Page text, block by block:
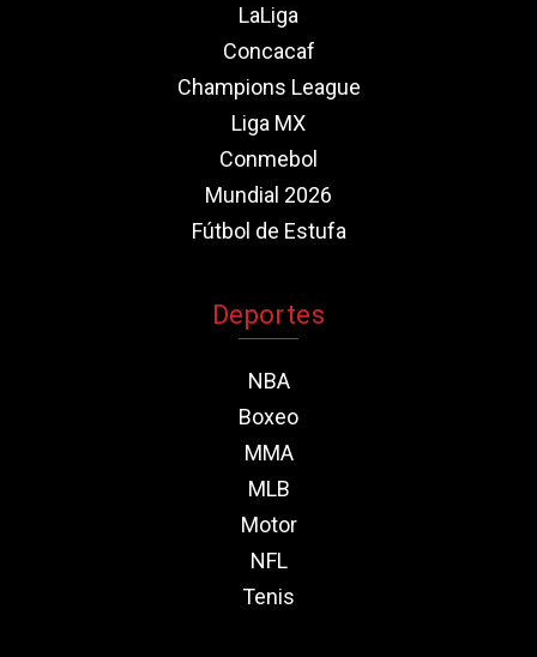
LaLiga
Concacaf
Champions League
Liga MX
Conmebol
Mundial 2026
Fútbol de Estufa
Deportes
NBA
Boxeo
MMA
MLB
Motor
NFL
Tenis